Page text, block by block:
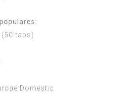
tabs)
Domestic